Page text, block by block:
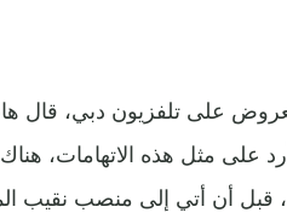
أرد على مثل هذه الاتهامات،
قبل أن أتي إلى منصب